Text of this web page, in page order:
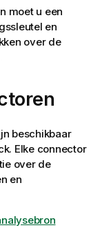
moet u een
en
over de
beschikbaar
. Elke connector
over de
en